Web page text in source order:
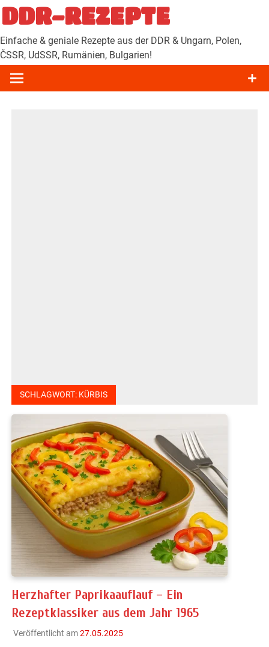
Zum
Inhalt
springen
DDR-REZEPTE
Einfache & geniale Rezepte aus der DDR & Ungarn, Polen,
ČSSR, UdSSR, Rumänien, Bulgarien!
SCHLAGWORT: KÜRBIS
Herzhafter Paprikaauflauf – Ein
Rezeptklassiker aus dem Jahr 1965
Veröffentlicht am27.05.2025